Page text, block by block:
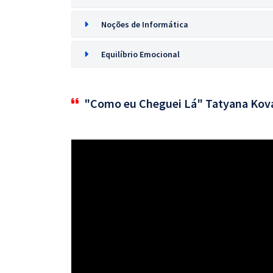
Noções de Informática
Equilíbrio Emocional
"Como eu Cheguei Lá" Tatyana